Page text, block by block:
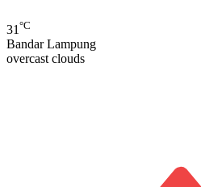
31 °C
Bandar Lampung
overcast clouds